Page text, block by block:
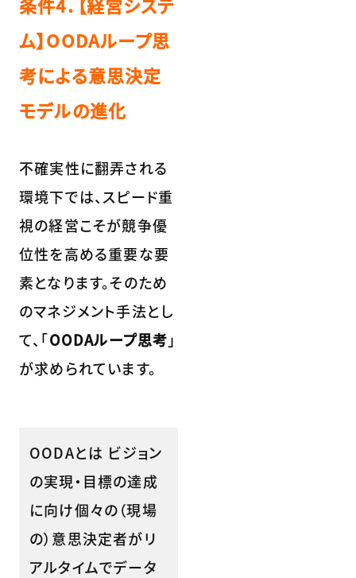
ム】OODAループ思
考による意思決定
モデルの進化
不確実性に翻弄される
環境下では、スピード重
視の経営こそが競争優
位性を高める重要な要
素となります。そのため
のマネジメント手法とし
て、「OODAループ思考」
が求められています。
OODAとは ビジョン
の実現・目標の達成
に向け個々の（現場
の）意思決定者がリ
アルタイムでデータ